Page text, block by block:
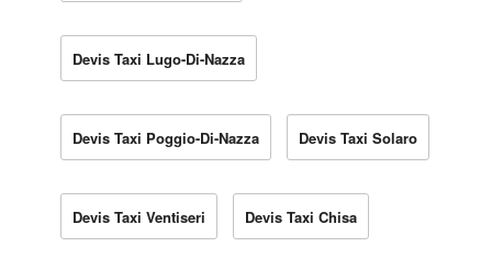
Devis Taxi Lugo-Di-Nazza
Devis Taxi Poggio-Di-Nazza Devis Taxi Solaro
Devis Taxi Ventiseri Devis Taxi Chisa